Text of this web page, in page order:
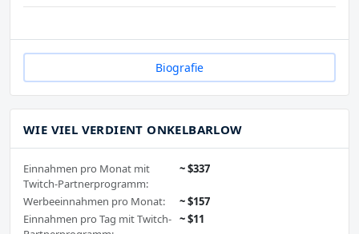
Biografie
WIE VIEL VERDIENT ONKELBARLOW
Einnahmen pro Monat mit
Twitch-Partnerprogramm:
~ $337
Werbeeinnahmen pro Monat:
~ $157
Einnahmen pro Tag mit Twitch- ~ $11